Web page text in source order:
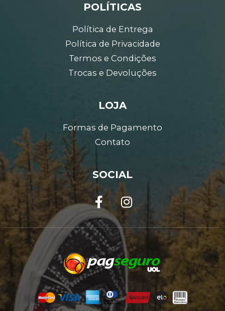
POLÍTICAS
Política de Entrega
Política de Privacidade
Termos e Condições
Trocas e Devoluções
LOJA
Formas de Pagamento
Contato
SOCIAL